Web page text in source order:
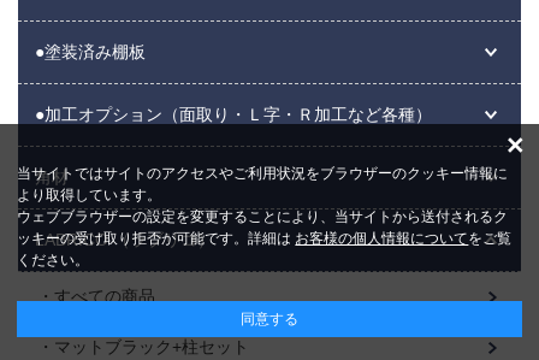
●塗装済み棚板
●加工オプション（面取り・Ｌ字・Ｒ加工など各種）
角材
LABRICO （ラブリコ）
すべての商品
マットブラック+柱セット
当サイトではサイトのアクセスやご利用状況をブラウザーのクッキー情報に
より取得しています。
ウェブブラウザーの設定を変更することにより、当サイトから送付されるク
ッキーの受け取り拒否が可能です。詳細は お客様の個人情報についてをご覧
ください。
同意する
×